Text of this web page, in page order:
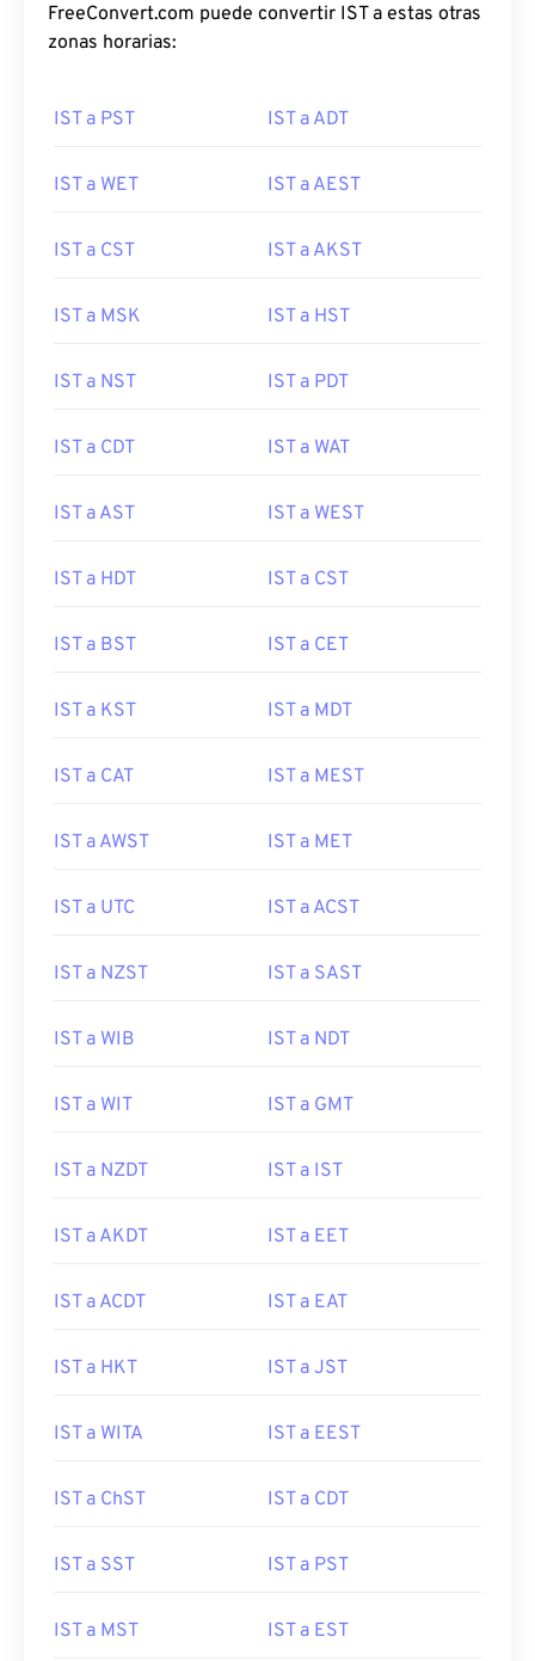
FreeConvert.com puede convertir IST a estas otras
zonas horarias:
IST a PST IST a ADT
IST a WET IST a AEST
IST a CST IST a AKST
IST a MSK IST a HST
IST a NST IST a PDT
IST a CDT IST a WAT
IST a AST IST a WEST
IST a HDT IST a CST
IST a BST IST a CET
IST a KST IST a MDT
IST a CAT IST a MEST
IST a AWST IST a MET
IST a UTC IST a ACST
IST a NZST IST a SAST
IST a WIB IST a NDT
IST a WIT IST a GMT
IST a NZDT IST a IST
IST a AKDT IST a EET
IST a ACDT IST a EAT
IST a HKT IST a JST
IST a WITA IST a EEST
IST a ChST IST a CDT
IST a SST IST a PST
IST a MST IST a EST